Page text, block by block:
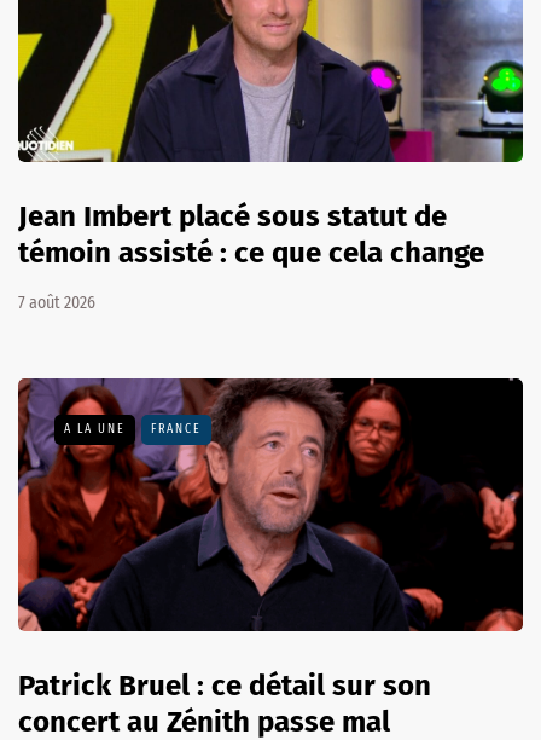
Jean Imbert placé sous statut de
témoin assisté : ce que cela change
7 août 2026
A LA UNE FRANCE
Patrick Bruel : ce détail sur son
concert au Zénith passe mal